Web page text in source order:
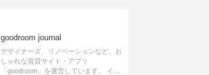
goodroom journal
デザイナーズ、リノベーションなど、お
しゃれな賃貸サイト・アプリ
「goodroom」を運営しています。 イン